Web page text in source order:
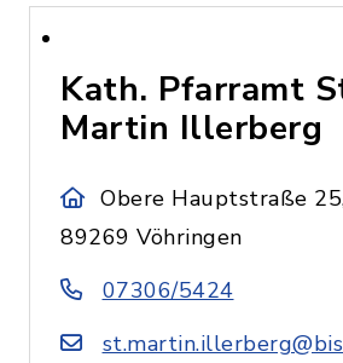
Kath. Pfarramt
Martin Illerberg
Obere Hauptstraße
89269 Vöhringen
07306/5424